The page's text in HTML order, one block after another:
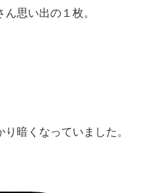
思い出の１枚。
暗くなっていました。